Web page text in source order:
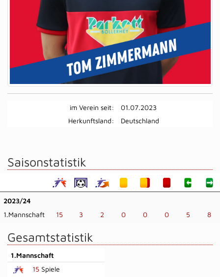
im Verein seit:
01.07.2023
Herkunftsland:
Deutschland
Saisonstatistik
2023/24
1.Mannschaft
15 3 2 0 0 0 5 8
Gesamtstatistik
1.Mannschaft
15 Spiele